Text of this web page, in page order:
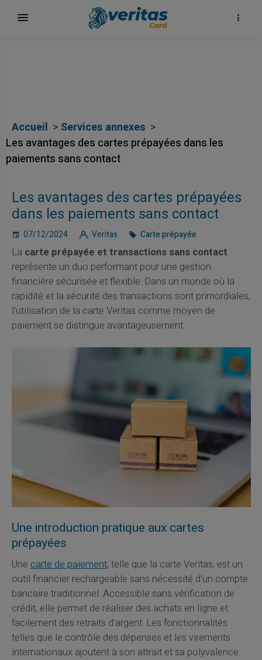
Accueil
Services annexes
Les avantages des cartes prépayées dans les
paiements sans contact
Les avantages des cartes prépayées
dans les paiements sans contact
07/12/2024 Veritas Carte prépayée
La carte prépayée et transactions sans contact
représente un duo performant pour une gestion
financière sécurisée et flexible. Dans un monde où la
rapidité et la sécurité des transactions sont primordiales,
l'utilisation de la carte Veritas comme moyen de
paiement se distingue avantageusement.
Une introduction pratique aux cartes
prépayées
Unecarte de paiement, telle que la carte Veritas, est un
outil financier rechargeable sans nécessité d'un compte
bancaire traditionnel. Accessible sans vérification de
crédit, elle permet de réaliser des achats en ligne et
facilement des retraits d'argent. Les fonctionnalités
telles que le contrôle des dépenses et les virements
internationaux ajoutent à son attrait et sa polyvalence.